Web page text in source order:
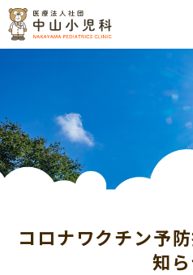
コロナワクチン予
知